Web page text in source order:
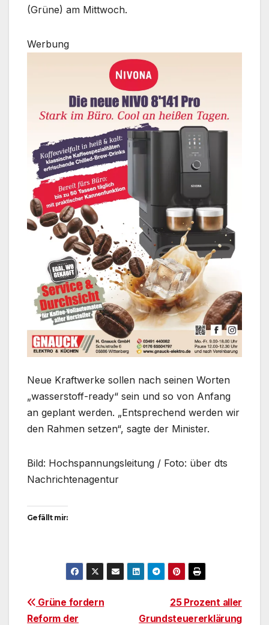
(Grüne) am Mittwoch.
Werbung
Neue Kraftwerke sollen nach seinen Worten
„wasserstoff-ready“ sein und so von Anfang
an geplant werden. „Entsprechend werden wir
den Rahmen setzen“, sagte der Minister.
Bild: Hochspannungsleitung / Foto: über dts
Nachrichtenagentur
Gefällt mir:
Beitragsnavigation25 Prozent aller
Grundsteuererklärung
Grüne fordern
Reform der